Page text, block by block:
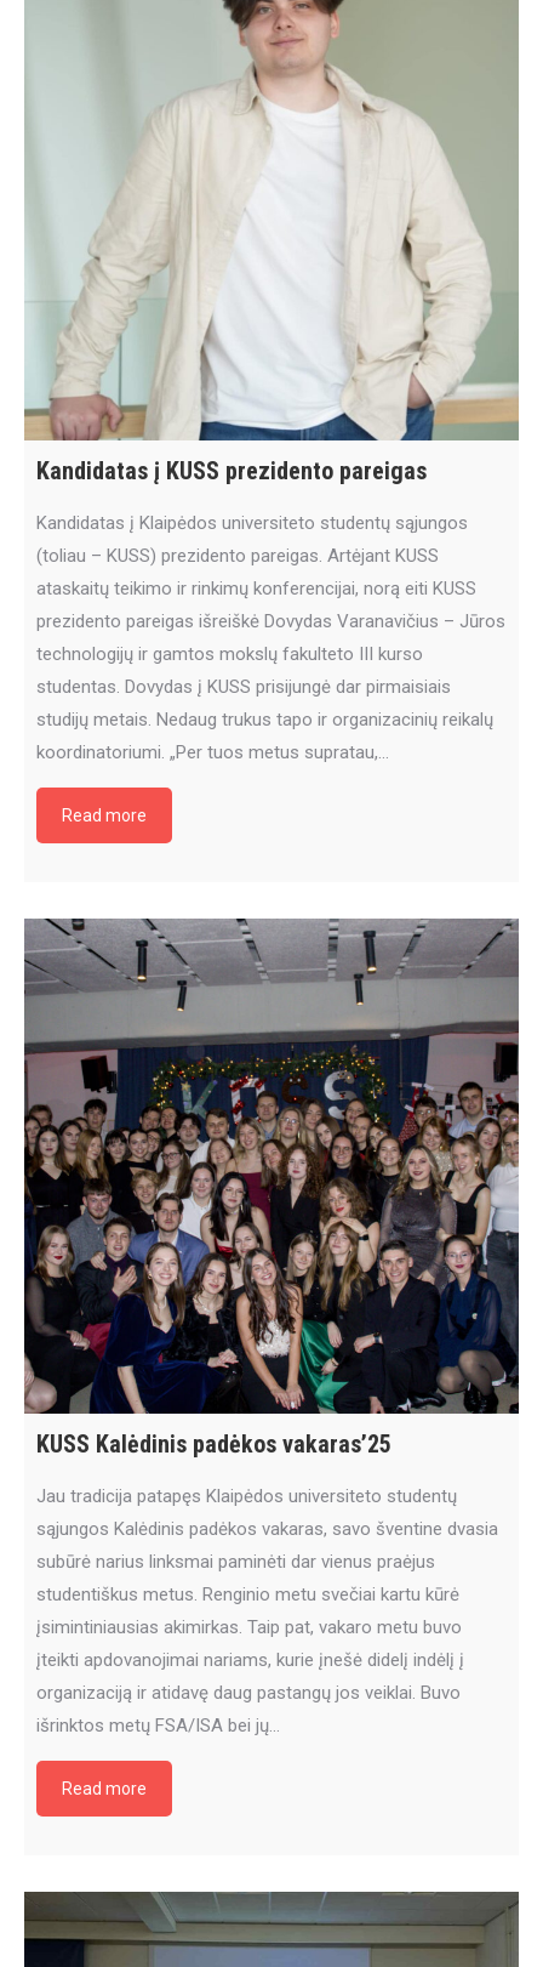
Kandidatas į KUSS prezidento pareigas
Kandidatas į Klaipėdos universiteto studentų sąjungos
(toliau – KUSS) prezidento pareigas. Artėjant KUSS
ataskaitų teikimo ir rinkimų konferencijai, norą eiti KUSS
prezidento pareigas išreiškė Dovydas Varanavičius – Jūros
technologijų ir gamtos mokslų fakulteto III kurso
studentas. Dovydas į KUSS prisijungė dar pirmaisiais
studijų metais. Nedaug trukus tapo ir organizacinių reikalų
koordinatoriumi. „Per tuos metus supratau,…
Read more
KUSS Kalėdinis padėkos vakaras’25
Jau tradicija patapęs Klaipėdos universiteto studentų
sąjungos Kalėdinis padėkos vakaras, savo šventine dvasia
subūrė narius linksmai paminėti dar vienus praėjus
studentiškus metus. Renginio metu svečiai kartu kūrė
įsimintiniausias akimirkas. Taip pat, vakaro metu buvo
įteikti apdovanojimai nariams, kurie įnešė didelį indėlį į
organizaciją ir atidavę daug pastangų jos veiklai. Buvo
išrinktos metų FSA/ISA bei jų…
Read more